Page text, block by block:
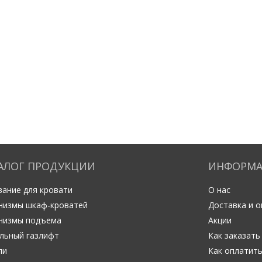
ПРОДУКЦИИ
для кровати
шкаф-кроватей
подъема
газлифт
О нас
Доставка и
Акции
Как заказать
Как оплатить